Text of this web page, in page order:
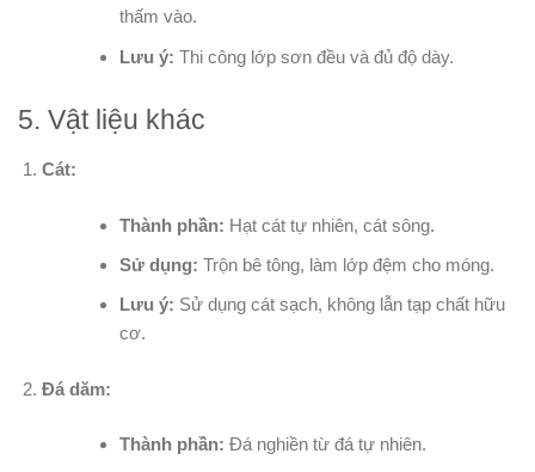
thấm vào.
Lưu ý: Thi công lớp sơn đều và đủ độ dày.
5. Vật liệu khác
Cát:
Thành phần: Hạt cát tự nhiên, cát sông.
Sử dụng: Trộn bê tông, làm lớp đệm cho móng.
Lưu ý: Sử dụng cát sạch, không lẫn tạp chất hữu
cơ.
Đá dăm:
Thành phần: Đá nghiền từ đá tự nhiên.